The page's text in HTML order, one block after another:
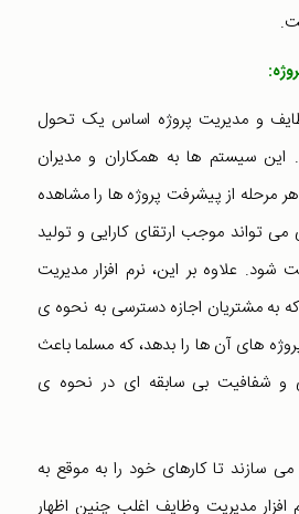
و مدیریت پروژه اساس یک تحول
سیستم ها به همکاران و مدیران
هر مرحله از پیشرفت پروژه ها را مشاهده
می تواند موجب ارتقای کارایی و تولید
شود. علاوه بر این، نرم افزار مدیریت
که به مشتریان اجازه دسترسی به نحوه ی
های آن ها را بدهد، که مسلما باعث
و شفافیت بی سابقه ای در نحوه ی
سازند تا کارهای خود را به موقع به
افزار مدیریت وظایف اغلب چنین اظهار